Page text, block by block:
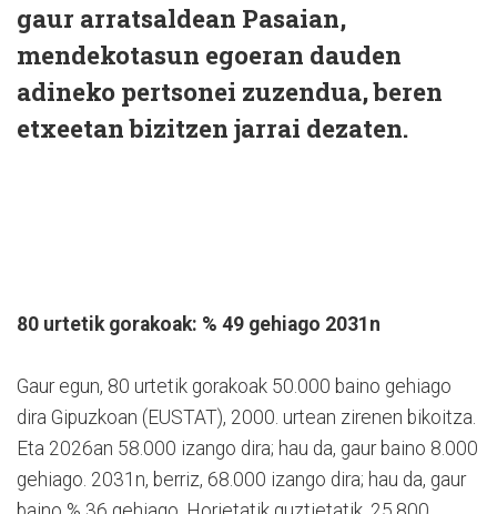
gaur arratsaldean Pasaian,
mendekotasun egoeran dauden
adineko pertsonei zuzendua, beren
etxeetan bizitzen jarrai dezaten.
80 urtetik gorakoak: % 49 gehiago 2031n
Gaur egun, 80 urtetik gorakoak 50.000 baino gehiago
dira Gipuzkoan (EUSTAT), 2000. urtean zirenen bikoitza.
Eta 2026an 58.000 izango dira; hau da, gaur baino 8.000
gehiago. 2031n, berriz, 68.000 izango dira; hau da, gaur